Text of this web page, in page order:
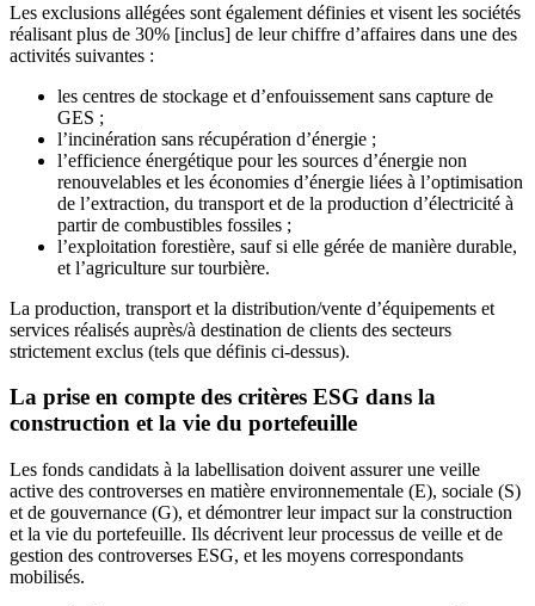
Les exclusions allégées sont également définies et visent les sociétés
réalisant plus de 30% [inclus] de leur chiffre d’affaires dans une des
activités suivantes :
les centres de stockage et d’enfouissement sans capture de
GES ;
l’incinération sans récupération d’énergie ;
l’efficience énergétique pour les sources d’énergie non
renouvelables et les économies d’énergie liées à l’optimisation
de l’extraction, du transport et de la production d’électricité à
partir de combustibles fossiles ;
l’exploitation forestière, sauf si elle gérée de manière durable,
et l’agriculture sur tourbière.
La production, transport et la distribution/vente d’équipements et
services réalisés auprès/à destination de clients des secteurs
strictement exclus (tels que définis ci-dessus).
La prise en compte des critères ESG dans la
construction et la vie du portefeuille
Les fonds candidats à la labellisation doivent assurer une veille
active des controverses en matière environnementale (E), sociale (S)
et de gouvernance (G), et démontrer leur impact sur la construction
et la vie du portefeuille. Ils décrivent leur processus de veille et de
gestion des controverses ESG, et les moyens correspondants
mobilisés.